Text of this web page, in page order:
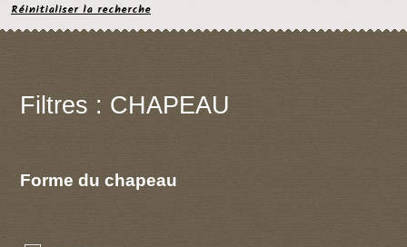
Réinitialiser la recherche
Filtres : CHAPEAU
Forme du chapeau